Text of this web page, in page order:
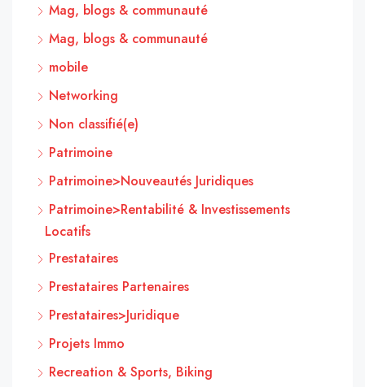
Mag, blogs & communauté
Mag, blogs & communauté
mobile
Networking
Non classifié(e)
Patrimoine
Patrimoine>Nouveautés Juridiques
Patrimoine>Rentabilité & Investissements
Locatifs
Prestataires
Prestataires Partenaires
Prestataires>Juridique
Projets Immo
Recreation & Sports, Biking